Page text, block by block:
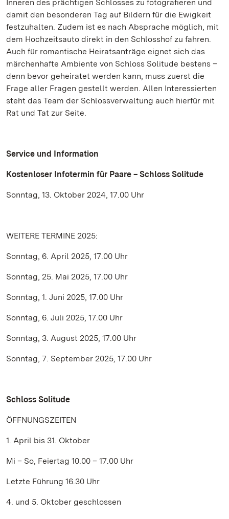
Inneren des prächtigen Schlosses zu fotografieren und
damit den besonderen Tag auf Bildern für die Ewigkeit
festzuhalten. Zudem ist es nach Absprache möglich, mit
dem Hochzeitsauto direkt in den Schlosshof zu fahren.
Auch für romantische Heiratsanträge eignet sich das
märchenhafte Ambiente von Schloss Solitude bestens –
denn bevor geheiratet werden kann, muss zuerst die
Frage aller Fragen gestellt werden. Allen Interessierten
steht das Team der Schlossverwaltung auch hierfür mit
Rat und Tat zur Seite.
Service und Information
Kostenloser Infotermin für Paare – Schloss Solitude
Sonntag, 13. Oktober 2024, 17.00 Uhr
WEITERE TERMINE 2025:
Sonntag, 6. April 2025, 17.00 Uhr
Sonntag, 25. Mai 2025, 17.00 Uhr
Sonntag, 1. Juni 2025, 17.00 Uhr
Sonntag, 6. Juli 2025, 17.00 Uhr
Sonntag, 3. August 2025, 17.00 Uhr
Sonntag, 7. September 2025, 17.00 Uhr
Schloss Solitude
ÖFFNUNGSZEITEN
1. April bis 31. Oktober
Mi – So, Feiertag 10.00 – 17.00 Uhr
Letzte Führung 16.30 Uhr
4. und 5. Oktober geschlossen